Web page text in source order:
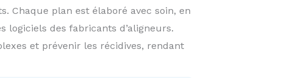
Chaque plan est élaboré avec soin, en
des fabricants d’aligneurs.
et prévenir les récidives, rendant